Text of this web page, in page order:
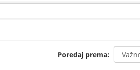
Poredaj prema